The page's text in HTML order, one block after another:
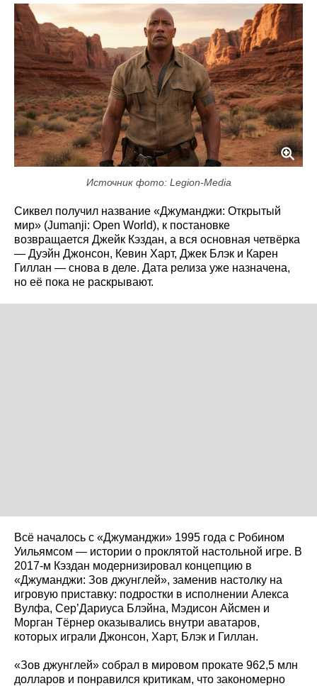
Источник фото: Legion-Media
Сиквел получил название «Джуманджи: Открытый
мир» (Jumanji: Open World), к постановке
возвращается Джейк Кэздан, а вся основная четвёрка
— Дуэйн Джонсон, Кевин Харт, Джек Блэк и Карен
Гиллан — снова в деле. Дата релиза уже назначена,
но её пока не раскрывают.
Всё началось с «Джуманджи» 1995 года с Робином
Уильямсом — истории о проклятой настольной игре. В
2017-м Кэздан модернизировал концепцию в
«Джуманджи: Зов джунглей», заменив настолку на
игровую приставку: подростки в исполнении Алекса
Вулфа, Сер’Дариуса Блэйна, Мэдисон Айсмен и
Морган Тёрнер оказывались внутри аватаров,
которых играли Джонсон, Харт, Блэк и Гиллан.
«Зов джунглей» собрал в мировом прокате 962,5 млн
долларов и понравился критикам, что закономерно